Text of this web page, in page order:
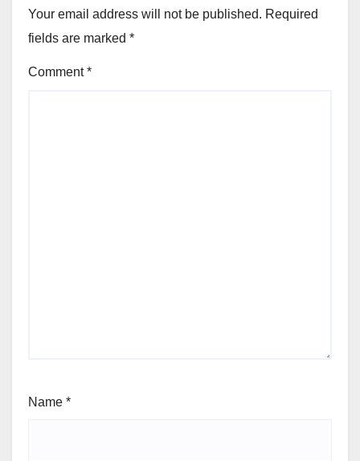
Your email address will not be published. Required
fields are marked *
Comment*
Name *